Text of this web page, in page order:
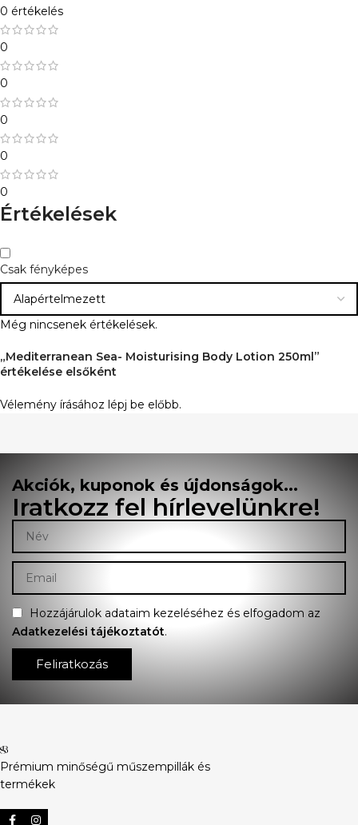
0 értékelés
0
0
0
0
0
Értékelések
Csak fényképes
Még nincsenek értékelések.
„Mediterranean Sea- Moisturising Body Lotion 250ml”
értékelése elsőként
Vélemény írásához lépj be előbb.
Akciók, kuponok és újdonságok...
Iratkozz fel hírlevelünkre!
Hozzájárulok adataim kezeléséhez és elfogadom az
Adatkezelési tájékoztatót.
Feliratkozás
Prémium minőségű műszempillák és
termékek